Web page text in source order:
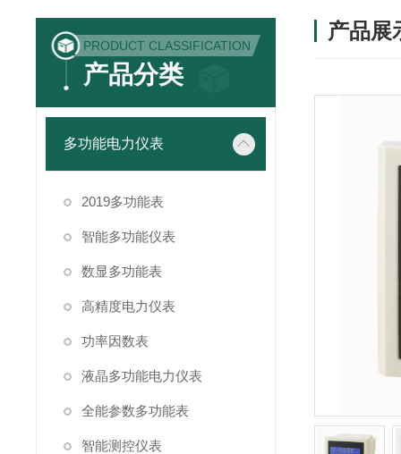
PRODUCT CLASSIFICATION
产品分类
多功能电力仪表
2019多功能表
智能多功能仪表
数显多功能表
高精度电力仪表
功率因数表
液晶多功能电力仪表
全能参数多功能表
智能测控仪表
产品展